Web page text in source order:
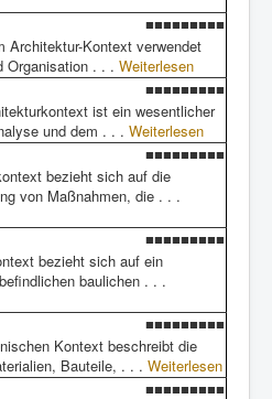
■■■■■■■■■
Architektur-Kontext verwendet
Organisation . . . Weiterlesen
■■■■■■■■■
ist ein wesentlicher
und dem . . . Weiterlesen
■■■■■■■■■
bezieht sich auf die
von Maßnahmen, die . . .
■■■■■■■■■
bezieht sich auf ein
baulichen . . .
■■■■■■■■■
Kontext beschreibt die
Bauteile, . . . Weiterlesen
■■■■■■■■■